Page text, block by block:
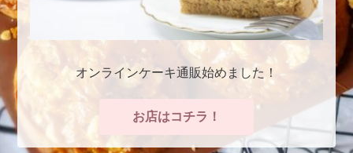
オンラインケーキ通販始めました！
お店はコチラ！